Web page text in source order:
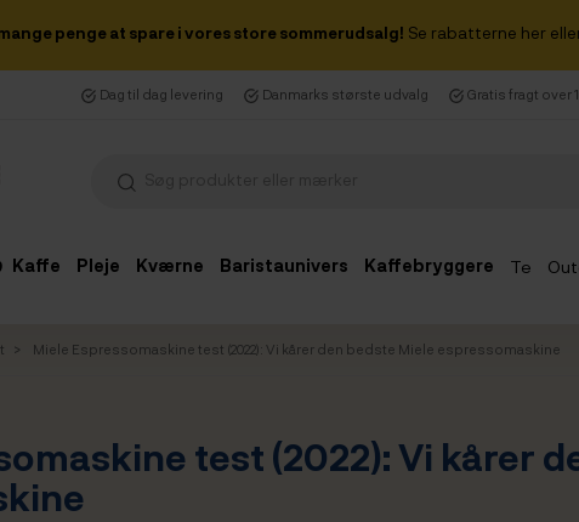
penge at spare i vores store sommerudsalg! Se rabatterne her
Dag til dag levering Danmarks største udvalg Gratis fragt over
Kaffe Pleje Kværne Baristaunivers Kaffebryggere Te
Miele Espressomaskine test (2022): Vi kårer den bedste Miele espressomaskine
test (2022): Vi kårer